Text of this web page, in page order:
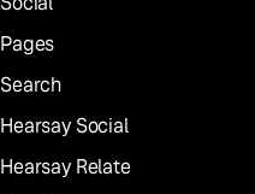
Pages
Search
Hearsay Social
Hearsay Relate